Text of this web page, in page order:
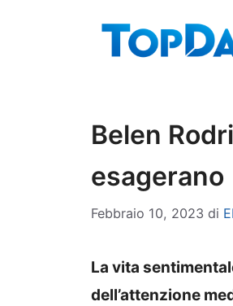
Belen
esagerano
Febbraio 10, 2023 di
La vita
dell’attenzione